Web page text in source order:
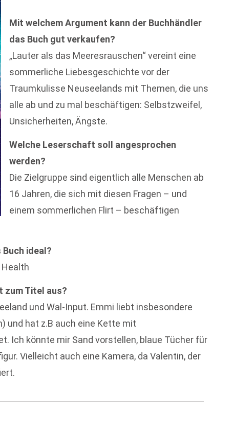
Mit welchem Argument kann der Buchhändler
das Buch gut verkaufen?
„Lauter als das Meeresrauschen“ vereint eine
sommerliche Liebesgeschichte vor der
Traumkulisse Neuseelands mit Themen, die uns
alle ab und zu mal beschäftigen: Selbstzweifel,
Unsicherheiten, Ängste.
Welche Leserschaft soll angesprochen
werden?
Die Zielgruppe sind eigentlich alle Menschen ab
16 Jahren, die sich mit diesen Fragen – und
einem sommerlichen Flirt – beschäftigen
ideal?
zum Titel aus?
und Wal-Input. Emmi liebt insbesondere
und hat z.B auch eine Kette mit
Ich könnte mir Sand vorstellen, blaue Tücher für
Vielleicht auch eine Kamera, da Valentin, der